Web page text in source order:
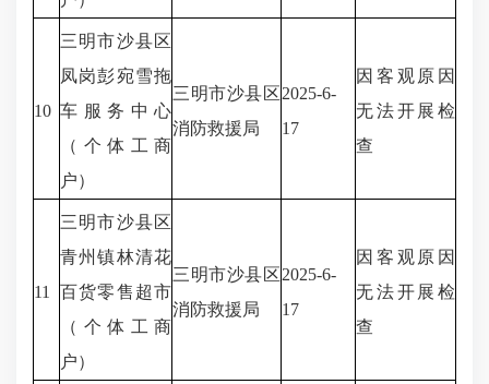
10
三明市沙县区
凤岗彭宛雪拖
车服务中心
（个体工商
户）
三明市沙县区
消防救援局
2025-6-
17
因客观原因
无法开展检
查
11
三明市沙县区
青州镇林清花
百货零售超市
（个体工商
户）
三明市沙县区
消防救援局
2025-6-
17
因客观原因
无法开展检
查